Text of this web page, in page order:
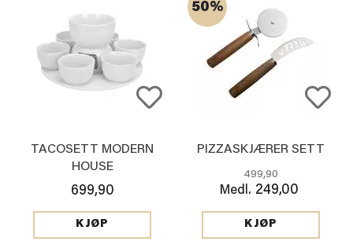
TACOSETT MODERN
HOUSE
699,90
KJØP
50%
PIZZASKJÆRER SETT
499,90
Medl. 249,00
KJØP